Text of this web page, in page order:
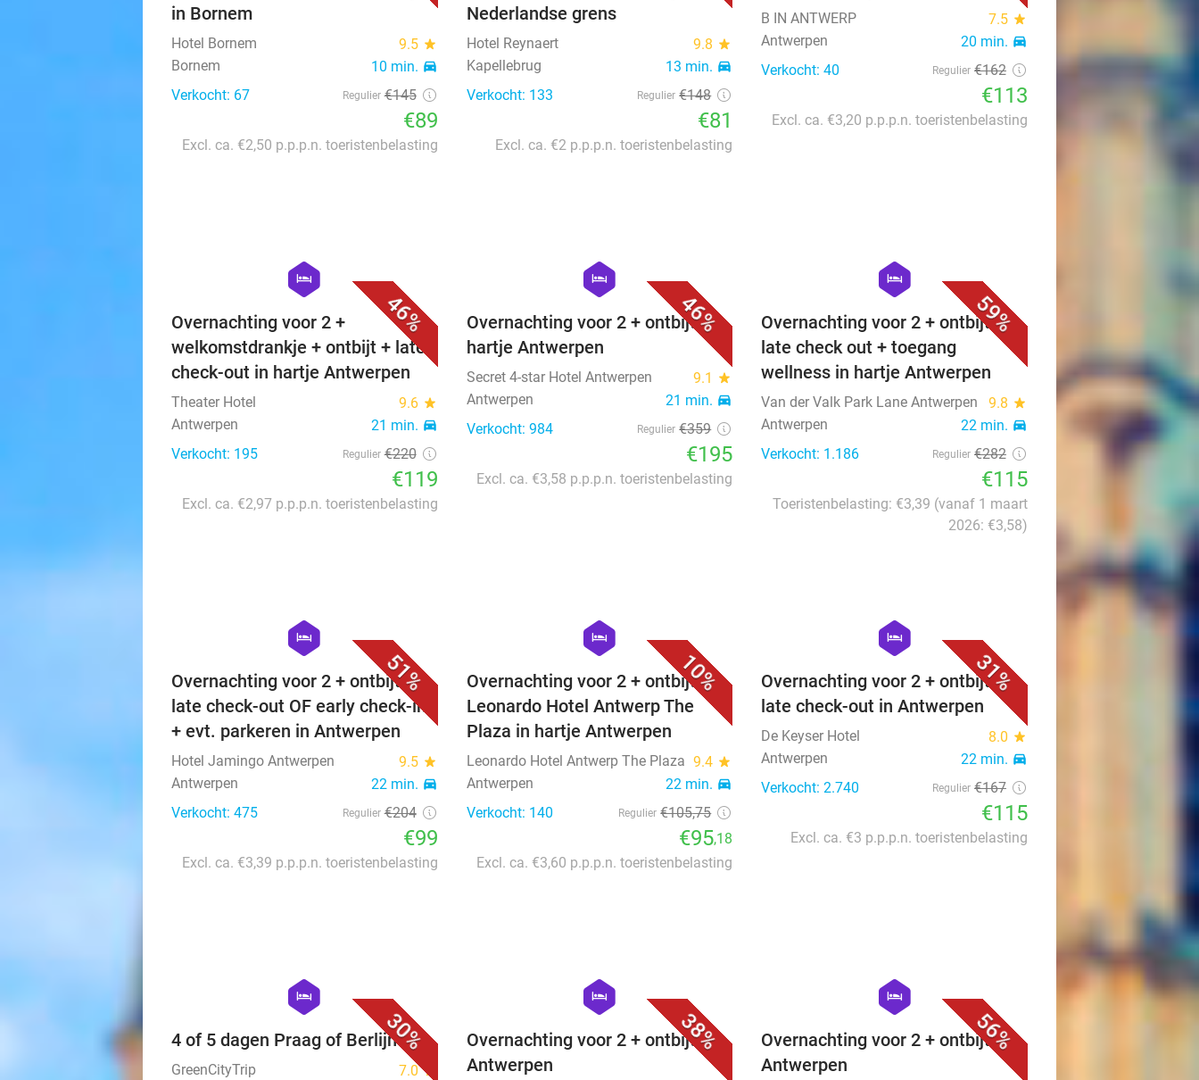
in Bornem
Hotel Bornem 9.5 star
Bornem 10 min. directions_car
Verkocht: 67 Regulier €145
€89
Excl. ca. €2,50 p.p.p.n. toeristenbelasting
Nederlandse grens
Hotel Reynaert 9.8 star
Kapellebrug 13 min. directions_car
Verkocht: 133 Regulier €148
€81
Excl. ca. €2 p.p.p.n. toeristenbelasting
B IN ANTWERP 7.5 star
Antwerpen 20 min. directions_car
Verkocht: 40 Regulier €162
€113
Excl. ca. €3,20 p.p.p.n. toeristenbelasting
46%
hexagon
hotel
Overnachting voor 2 +
welkomstdrankje + ontbijt + late
check-out in hartje Antwerpen
Theater Hotel 9.6 star
Antwerpen 21 min. directions_car
Verkocht: 195 Regulier €220
€119
Excl. ca. €2,97 p.p.p.n. toeristenbelasting
46%
hexagon
hotel
Overnachting voor 2 + ontbijt in
hartje Antwerpen
Secret 4-star Hotel Antwerpen 9.1 star
Antwerpen 21 min. directions_car
Verkocht: 984 Regulier €359
€195
Excl. ca. €3,58 p.p.p.n. toeristenbelasting
59%
hexagon
hotel
Overnachting voor 2 + ontbijt +
late check out + toegang
wellness in hartje Antwerpen
Van der Valk Park Lane Antwerpen 9.8 star
Antwerpen 22 min. directions_car
Verkocht: 1.186 Regulier €282
€115
Toeristenbelasting: €3,39 (vanaf 1 maart
2026: €3,58)
51%
hexagon
hotel
Overnachting voor 2 + ontbijt +
late check-out OF early check-in
+ evt. parkeren in Antwerpen
Hotel Jamingo Antwerpen 9.5 star
Antwerpen 22 min. directions_car
Verkocht: 475 Regulier €204
€99
Excl. ca. €3,39 p.p.p.n. toeristenbelasting
10%
hexagon
hotel
Overnachting voor 2 + ontbijt
Leonardo Hotel Antwerp The
Plaza in hartje Antwerpen
Leonardo Hotel Antwerp The Plaza 9.4 star
Antwerpen 22 min. directions_car
Verkocht: 140 Regulier €105,75
€95,18
Excl. ca. €3,60 p.p.p.n. toeristenbelasting
31%
hexagon
hotel
Overnachting voor 2 + ontbijt +
late check-out in Antwerpen
De Keyser Hotel 8.0 star
Antwerpen 22 min. directions_car
Verkocht: 2.740 Regulier €167
€115
Excl. ca. €3 p.p.p.n. toeristenbelasting
30%
hexagon
hotel
4 of 5 dagen Praag of Berlijn
GreenCityTrip 7.0star
38%
hexagon
hotel
Overnachting voor 2 + ontbijt in
Antwerpen
56%
hexagon
hotel
Overnachting voor 2 + ontbijt in
Antwerpen